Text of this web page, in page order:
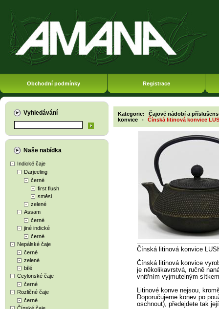
Obchodní podmínky Registrace
Vyhledávání
Naše nabídka
Indické čaje
Darjeeling
černé
first flush
směsi
zelené
Assam
černé
jiné indické
černé
Nepálské čaje
černé
zelené
bílé
Ceylonské čaje
černé
Rozličné čaje
černé
Kategorie:
Čajové nádobí a
konvice
- Čínská litinová konvice
Čínská litinová konvice
Čínská litinová konvice
je několikavrstvá, ručně
vnitřním vyjmutelným
Litinové konve nejsou,
Doporučujeme konev po
oschnout), předejdete tak